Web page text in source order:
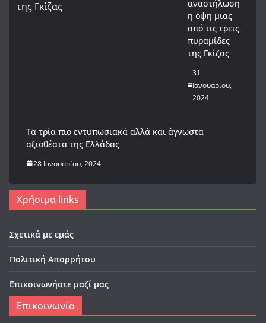
αναστήλωση
η όψη μιας
από τις τρεις
πυραμίδες
της Γκίζας
31
Ιανουαρίου,
2024
Tα τρία πιο εντυπωσιακά αλλά και άγνωστα
αξιοθέατα της Ελλάδας
28 Ιανουαρίου, 2024
Χρήσιμα links
Σχετικά με εμάς
Πολιτική Απορρήτου
Επικοινωνήστε μαζί μας
Επικοινωνία